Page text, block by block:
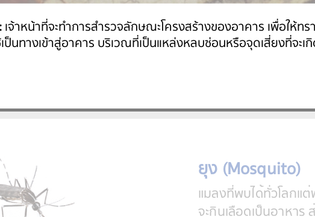
หนูที่มาอาศัยในบ้านโดยไม่ได้รับเชิญ
ชื้อโรคและเป็นพาหะนำโรคหลายชนิด
ค” และสร้างความเสียหายแก่
ยุง (Mosquito)
แมลงที่พบได้ทั่วโลกแ
จะกินเลือดเป็นอาหา